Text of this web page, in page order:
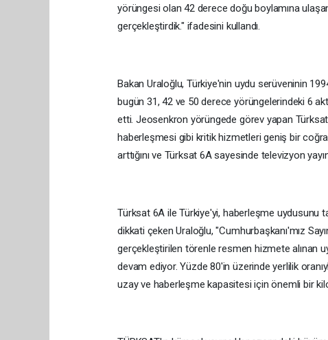
yörüngesi olan 42 derece doğu boylamına
gerçekleştirdik." ifadesini kullandı.
Bakan Uraloğlu, Türkiye'nin uydu serüveninin
bugün 31, 42 ve 50 derece yörüngelerindeki 6
etti. Jeosenkron yörüngede görev yapan Türksat
haberleşmesi gibi kritik hizmetleri geniş bir
arttığını ve Türksat 6A sayesinde televizyon
Türksat 6A ile Türkiye'yi, haberleşme uydusunu
dikkati çeken Uraloğlu, "Cumhurbaşkanı'mız
gerçekleştirilen törenle resmen hizmete alınan
devam ediyor. Yüzde 80'in üzerinde yerlilik
uzay ve haberleşme kapasitesi için önemli bir